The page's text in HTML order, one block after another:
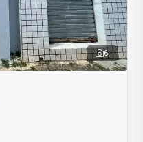
6